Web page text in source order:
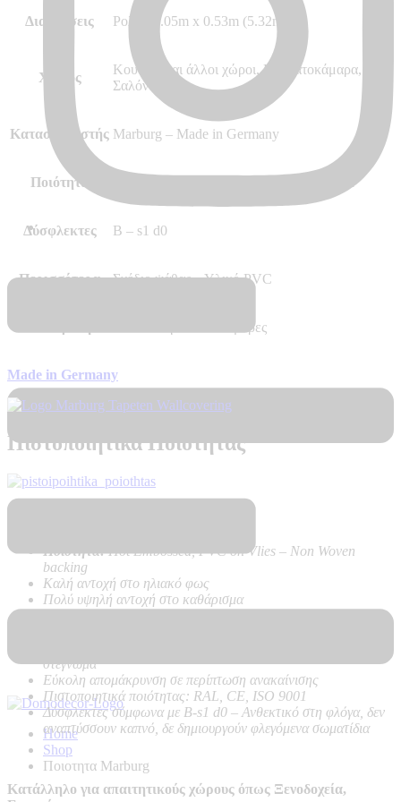
Home
Shop
Ποιοτητα Marburg
Διαστάσεις Ρολό 10.05m x 0.53m (5.32m²)
Χώρος
Κουζίνα και άλλοι χώροι, Κρεβατοκάμαρα,
Σαλόνι
Κατασκευαστής Marburg – Made in Germany
Ποιότητα
Δύσφλεκτες B – s1 d0
Περισσότερα Σχέδιο ψάθας – Υλικό PVC
Αποστολή σε 7 – 10 μέρες
Made in Germany
Πιστοποιητικά Ποιότητας
Ποιότητα:Hot Embossed, PVC on Vlies – Non Woven
backing
Καλή αντοχή στο ηλιακό φως
Πολύ υψηλή αντοχή στο καθάρισμα
στέγνωμα
Εύκολη απομάκρυνση σε περίπτωση ανακαίνισης
Πιστοποιητικά ποιότητας: RAL, CE, ISO 9001
Δύσφλεκτες σύμφωνα με B-s1 d0 – Ανθεκτικό στη φλόγα, δεν
αναπτύσσουν καπνό, δε δημιουργούν φλεγόμενα σωματίδια
Κατάλληλο για απαιτητικούς χώρους όπως Ξενοδοχεία,